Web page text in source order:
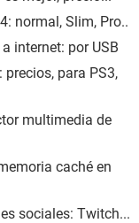
normal, Slim, Pro..
internet: por USB
para PS3,
multimedia de
caché en
sociales: Twitch...